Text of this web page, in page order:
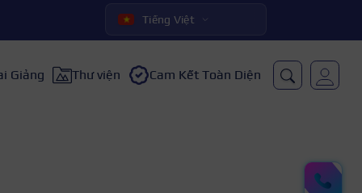
Tiếng Việt
Giảng Thư viện Cam Kết Toàn Diện